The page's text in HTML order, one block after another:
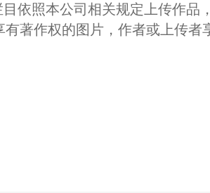
依照本公司相关规定上传作品
有著作权的图片，作者或上传者